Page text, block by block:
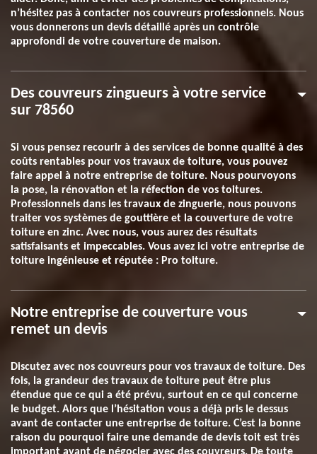
n’hésitez pas à contacter nos couvreurs professionnels. Nous
vous donnerons un devis détaillé après un contrôle
approfondi de votre couverture de maison.
Des couvreurs zingueurs à votre service
sur 78560
Si vous pensez recourir à des services de bonne qualité à des
coûts rentables pour vos travaux de toiture, vous pouvez
faire appel à notre entreprise de toiture. Nous pourvoyons
la pose, la rénovation et la réfection de vos toitures.
Professionnels dans les travaux de zinguerie, nous pouvons
traiter vos systèmes de gouttière et la couverture de votre
toiture en zinc. Avec nous, vous aurez des résultats
satisfaisants et impeccables. Vous avez ici votre entreprise de
toiture ingénieuse et réputée : Pro toiture.
Notre entreprise de couverture vous
remet un devis
Discutez avec nos couvreurs pour vos travaux de toiture. Des
fois, la grandeur des travaux de toiture peut être plus
étendue que ce qui a été prévu, surtout en ce qui concerne
le budget. Alors que l’hésitation vous a déjà pris le dessus
avant de contacter une entreprise de toiture. C’est la bonne
raison du pourquoi faire une demande de devis toit est très